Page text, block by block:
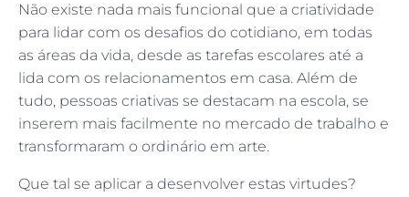
Não existe nada mais funcional que a criatividade
para lidar com os desafios do cotidiano, em todas
as áreas da vida, desde as tarefas escolares até a
lida com os relacionamentos em casa. Além de
tudo, pessoas criativas se destacam na escola, se
inserem mais facilmente no mercado de trabalho e
transformaram o ordinário em arte.
Que tal se aplicar a desenvolver estas virtudes?